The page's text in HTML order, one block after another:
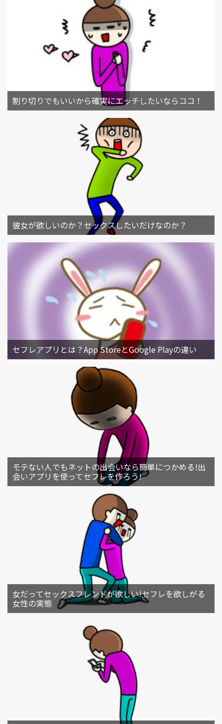
割り切りでもいいから確実にエッチしたいならココ！
彼女が欲しいのか？セックスしたいだけなのか？
セフレアプリとは？App StoreとGoogle Playの違い
モテない人でもネットの出会いなら簡単につかめる!出
会いアプリを使ってセフレを作ろう!
女だってセックスフレンドが欲しい!セフレを欲しがる
女性の実態